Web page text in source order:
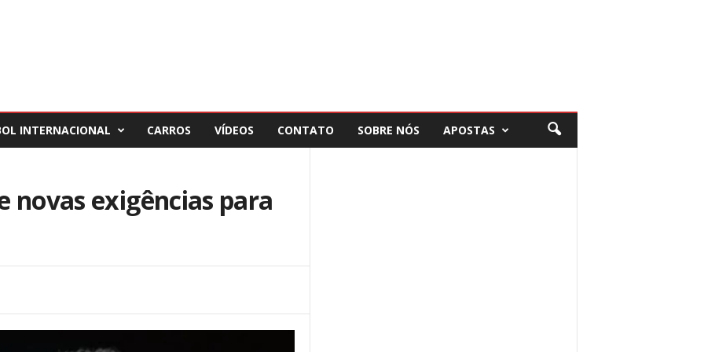
INTERNACIONAL CARROS VÍDEOS CONTATO SOBRE NÓS APOSTAS
novas exigências para